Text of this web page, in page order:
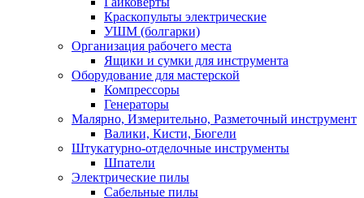
Краскопульты электрические
УШМ (болгарки)
Организация рабочего места
Ящики и сумки для инструмента
Оборудование для мастерской
Компрессоры
Генераторы
Малярно, Измерительно, Разметочный инструмент
Валики, Кисти, Бюгели
Штукатурно-отделочные инструменты
Шпатели
Электрические пилы
Сабельные пилы